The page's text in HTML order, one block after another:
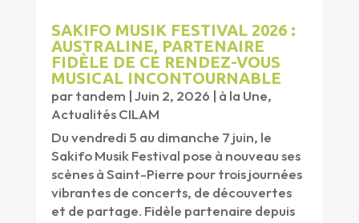
SAKIFO MUSIK FESTIVAL 2026 :
AUSTRALINE, PARTENAIRE
FIDÈLE DE CE RENDEZ-VOUS
MUSICAL INCONTOURNABLE
partandem |Juin 2, 2026 | à la Une,
Actualités CILAM
Du vendredi 5 au dimanche 7 juin, le
Sakifo Musik Festival pose à nouveau ses
scènes à Saint-Pierre pour trois journées
vibrantes de concerts, de découvertes
et de partage. Fidèle partenaire depuis